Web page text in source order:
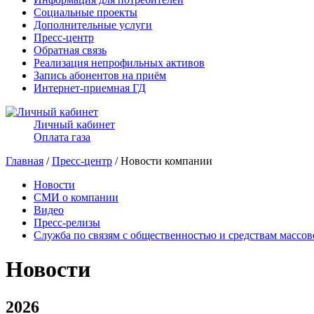
Социальные проекты
Дополнительные услуги
Пресс-центр
Обратная связь
Реализация непрофильных активов
Запись абонентов на приём
Интернет-приемная ГД
Личный кабинет
Оплата газа
Главная /Пресс-центр / Новости компании
Новости
СМИ о компании
Видео
Пресс-релизы
Служба по связям с общественностью и средствам
Новости
2026